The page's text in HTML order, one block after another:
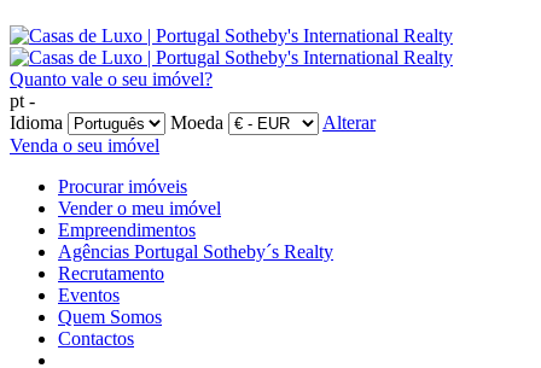
Quanto vale o seu imóvel?
pt -
Idioma
Moeda
Alterar
Venda o seu imóvel
Procurar imóveis
Vender o meu imóvel
Empreendimentos
Agências Portugal Sotheby´s Realty
Recrutamento
Eventos
Quem Somos
Contactos